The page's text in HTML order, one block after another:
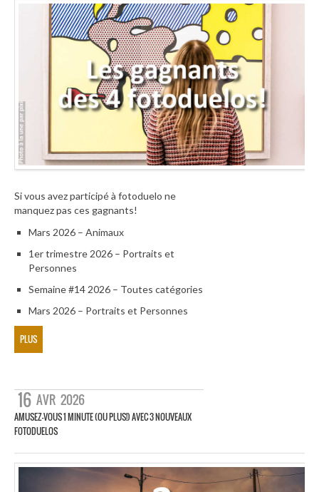
Si vous avez participé à fotoduelo ne
manquez pas ces gagnants!
Mars 2026 – Animaux
1er trimestre 2026 – Portraits et
Personnes
Semaine #14 2026 – Toutes catégories
Mars 2026 – Portraits et Personnes
PLUS
16 AVR 2026
AMUSEZ-VOUS 1 MINUTE (OU PLUS!) AVEC 3 NOUVEAUX
FOTODUELOS